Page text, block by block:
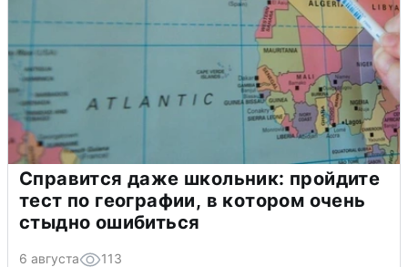
Справится даже школьник: пройдите
тест по географии, в котором очень
стыдно ошибиться
6 августа 113